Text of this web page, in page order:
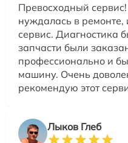
Превосходный
нуждалась в ремонте,
сервис. Диагностика
запчасти были
профессионально и
машину. Очень
рекомендую этот
Лыков Глеб